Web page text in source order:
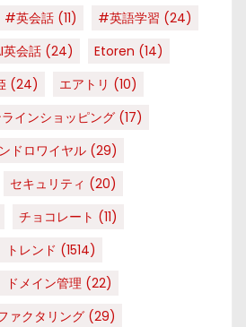
#英会話 (11) #英語学習 (24)
英会話 (24) Etoren (14)
(24) エアトリ (10)
インショッピング (17)
ドロワイヤル (29)
セキュリティ (20)
チョコレート (11)
トレンド (1514)
ドメイン管理 (22)
ァクタリング (29)